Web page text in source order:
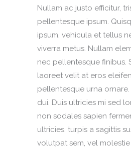
Nullam ac justo efficitur,
pellentesque ipsum.
ipsum, vehicula et tellus
viverra metus. Nullam
nec pellentesque finibus.
laoreet velit at eros
pellentesque urna ornare.
dui. Duis ultricies mi sed
non sodales sapien
ultricies, turpis a sagittis
volutpat sem, vel